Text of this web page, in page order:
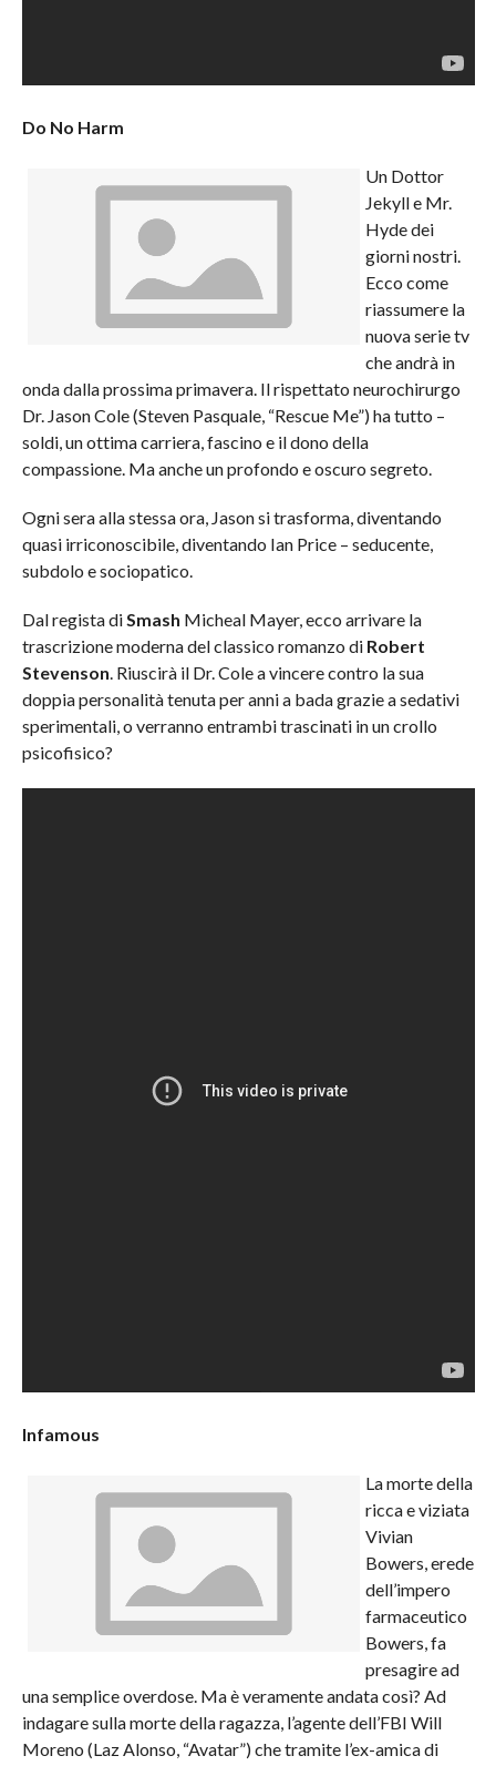
Do No Harm
Un Dottor
Jekyll e Mr.
Hyde dei
giorni nostri.
Ecco come
riassumere la
nuova serie tv
che andrà in
onda dalla prossima primavera. Il rispettato neurochirurgo
Dr. Jason Cole (Steven Pasquale, “Rescue Me”) ha tutto –
soldi, un ottima carriera, fascino e il dono della
compassione. Ma anche un profondo e oscuro segreto.
Ogni sera alla stessa ora, Jason si trasforma, diventando
quasi irriconoscibile, diventando Ian Price – seducente,
subdolo e sociopatico.
Dal regista diSmash Micheal Mayer, ecco arrivare la
trascrizione moderna del classico romanzo di Robert
Stevenson. Riuscirà il Dr. Cole a vincere contro la sua
doppia personalità tenuta per anni a bada grazie a sedativi
sperimentali, o verranno entrambi trascinati in un crollo
psicofisico?
Infamous
La morte della
ricca e viziata
Vivian
Bowers, erede
dell’impero
farmaceutico
Bowers, fa
presagire ad
una semplice overdose. Ma è veramente andata così? Ad
indagare sulla morte della ragazza, l’agente dell’FBI Will
Moreno (Laz Alonso, “Avatar”) che tramite l’ex-amica di